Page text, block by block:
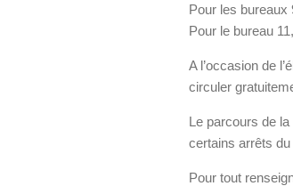
Pour les bureaux
Pour le bureau
A l’occasion de
circuler
Le parcours de
certains arrêts
Pour tout